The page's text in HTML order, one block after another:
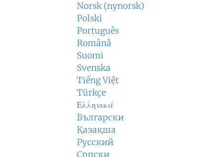
Norsk (nynorsk)
Polski
Português
Română
Suomi
Svenska
Tiếng Việt
Türkçe
Ελληνικά
Български
Қазақша
Русский
Српски